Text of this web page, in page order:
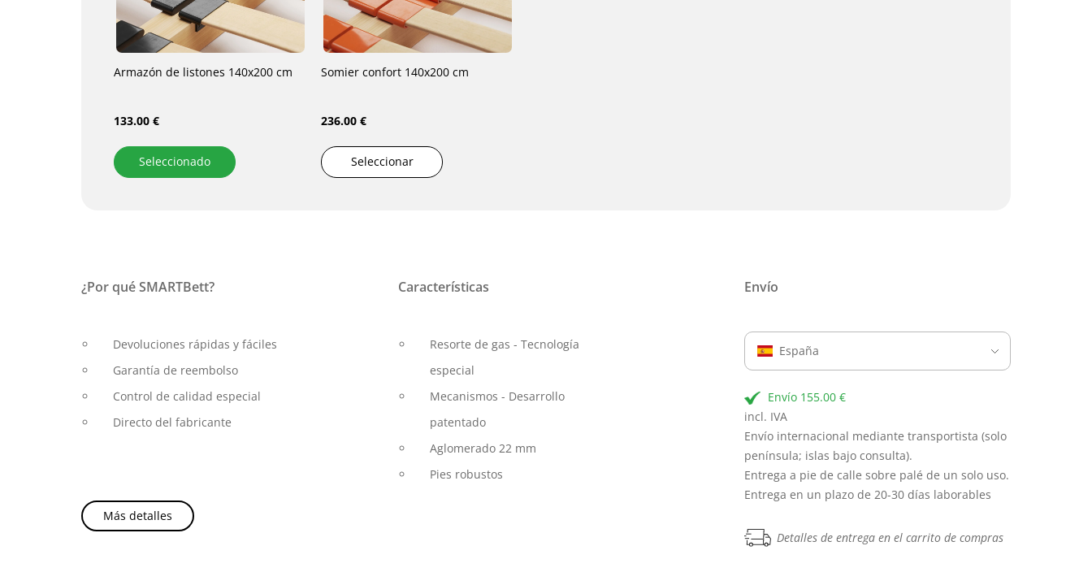
Armazón de listones 140x200 cm
133.00 €
Seleccionado
Somier confort 140x200 cm
236.00 €
Seleccionar
¿Por qué SMARTBett?
Devoluciones rápidas y fáciles
Garantía de reembolso
Control de calidad especial
Directo del fabricante
Características
Resorte de gas - Tecnología
especial
Mecanismos - Desarrollo
patentado
Aglomerado 22 mm
Pies robustos
Más detalles
Envío
España
Envío 155.00 €
incl. IVA
Envío internacional mediante transportista (solo
península; islas bajo consulta).
Entrega a pie de calle sobre palé de un solo uso.
Entrega en un plazo de 20-30 días laborables
Detalles de entrega en el carrito de compras